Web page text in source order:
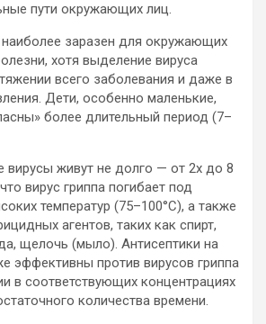
пути окружающих лиц.
заразен для окружающих
хотя выделение вируса
всего заболевания и даже в
Дети, особенно маленькие,
более длительный период (7–
вирусы живут не долго — от 2х до 8
вирус гриппа погибает под
температур (75–100°С), а также
агентов, таких как спирт,
щелочь (мыло). Антисептики на
эффективны против вирусов гриппа
в соответствующих концентрациях
количества времени.